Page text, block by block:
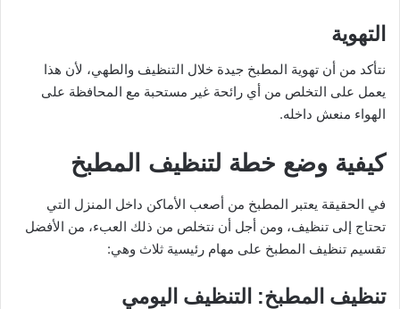
التهوية
نتأكد من أن تهوية المطبخ جيدة خلال التنظيف والطهي، لأن هذا
يعمل على التخلص من أي رائحة غير مستحبة مع المحافظة على
الهواء منعش داخله.
كيفية وضع خطة لتنظيف المطبخ
في الحقيقة يعتبر المطبخ من أصعب الأماكن داخل المنزل التي
تحتاج إلى تنظيف، ومن أجل أن نتخلص من ذلك العبء، من الأفضل
تقسيم تنظيف المطبخ على مهام رئيسية ثلاث وهي:
تنظيف المطبخ: التنظيف اليومي